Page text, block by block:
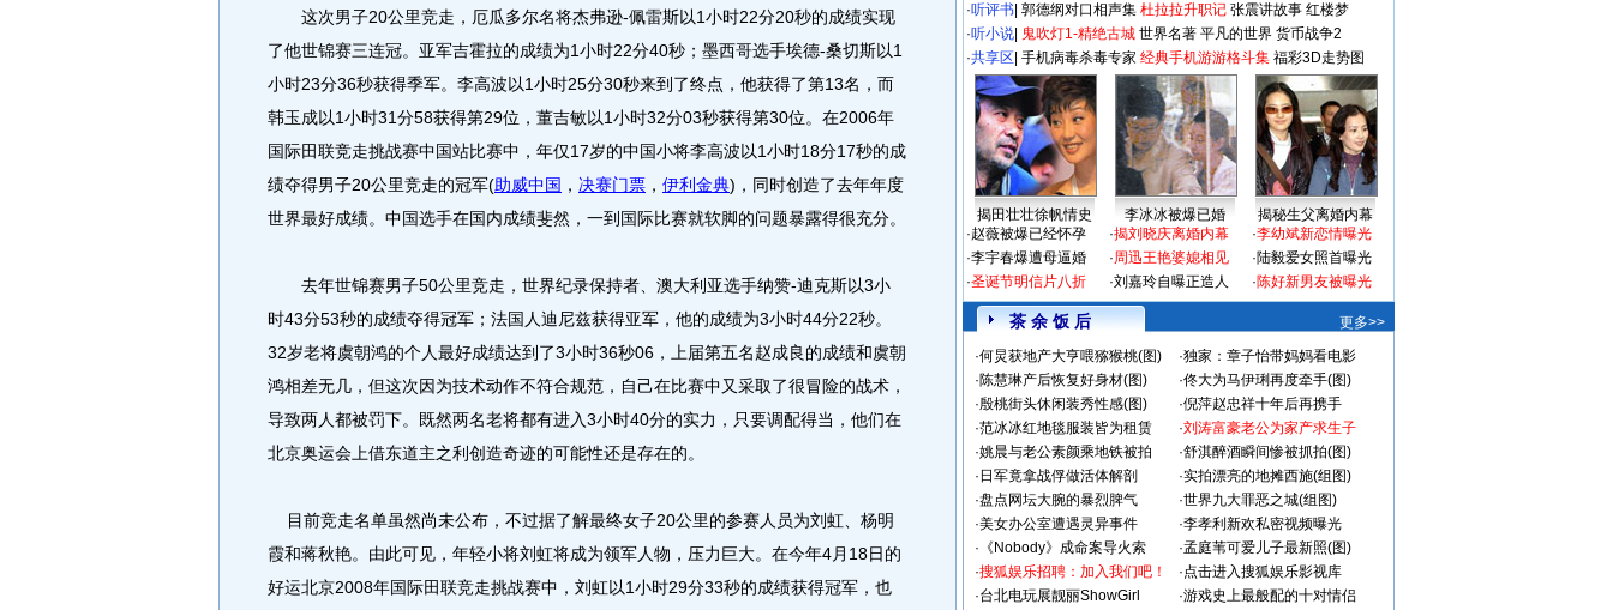
这次男子20公里竞走，厄瓜多尔名将杰弗逊-佩雷斯以1小时22分20秒的成绩实现
了他世锦赛三连冠。亚军吉霍拉的成绩为1小时22分40秒；墨西哥选手埃德-桑切斯以1
小时23分36秒获得季军。李高波以1小时25分30秒来到了终点，他获得了第13名，而
韩玉成以1小时31分58获得第29位，董吉敏以1小时32分03秒获得第30位。在2006年
国际田联竞走挑战赛中国站比赛中，年仅17岁的中国小将李高波以1小时18分17秒的成
绩夺得男子20公里竞走的冠军(助威中国 ， 决赛门票 ， 伊利金典)，同时创造了去年年度
世界最好成绩。中国选手在国内成绩斐然，一到国际比赛就软脚的问题暴露得很充分。
去年世锦赛男子50公里竞走，世界纪录保持者、澳大利亚选手纳赞-迪克斯以3小
时43分53秒的成绩夺得冠军；法国人迪尼兹获得亚军，他的成绩为3小时44分22秒。
32岁老将虞朝鸿的个人最好成绩达到了3小时36秒06，上届第五名赵成良的成绩和虞朝
鸿相差无几，但这次因为技术动作不符合规范，自己在比赛中又采取了很冒险的战术，
导致两人都被罚下。既然两名老将都有进入3小时40分的实力，只要调配得当，他们在
北京奥运会上借东道主之利创造奇迹的可能性还是存在的。
目前竞走名单虽然尚未公布，不过据了解最终女子20公里的参赛人员为刘虹、杨明
霞和蒋秋艳。由此可见，年轻小将刘虹将成为领军人物，压力巨大。 在今年4月18日的
好运北京2008年国际田联竞走挑战赛中，刘虹以1小时29分33秒的成绩获得冠军，也
·听评书 郭德纲对口相声集 杜拉拉升职记 张震讲故事 红楼梦
·听小说 鬼吹灯1-精绝古城 世界名著 平凡的世界 货币战争2
·共享区 手机病毒杀毒专家 经典手机游游格斗集 福彩3D走势图
揭田壮壮徐帆情史 李冰冰被爆已婚
揭秘生父离婚内幕
·赵薇被爆已经怀孕
·李宇春爆遭母逼婚
·圣诞节明信片八折
·揭刘晓庆离婚内幕
·周迅王艳婆媳相见
·刘嘉玲自曝正造人
·李幼斌新恋情曝光
·陆毅爱女照首曝光
·陈好新男友被曝光
茶 余 饭 后
更多>>
·何炅获地产大亨喂猕猴桃(图) ·独家：章子怡带妈妈看电影
·陈慧琳产后恢复好身材(图) ·佟大为马伊琍再度牵手(图)
·殷桃街头休闲装秀性感(图) ·倪萍赵忠祥十年后再携手
·范冰冰红地毯服装皆为租赁 ·刘涛富豪老公为家产求生子
·姚晨与老公素颜乘地铁被拍 ·舒淇醉酒瞬间惨被抓拍(图)
· 日军竟拿战俘做活体解剖 ·实拍漂亮的地摊西施(组图)
·盘点网坛大腕的暴烈脾气 ·世界九大罪恶之城(组图)
·美女办公室遭遇灵异事件 ·李孝利新欢私密视频曝光
· 《Nobody》成命案导火索 ·孟庭苇可爱儿子最新照(图)
·搜狐娱乐招聘：加入我们吧！ ·点击进入搜狐娱乐影视库
·台北电玩展靓丽ShowGirl ·游戏史上最般配的十对情侣